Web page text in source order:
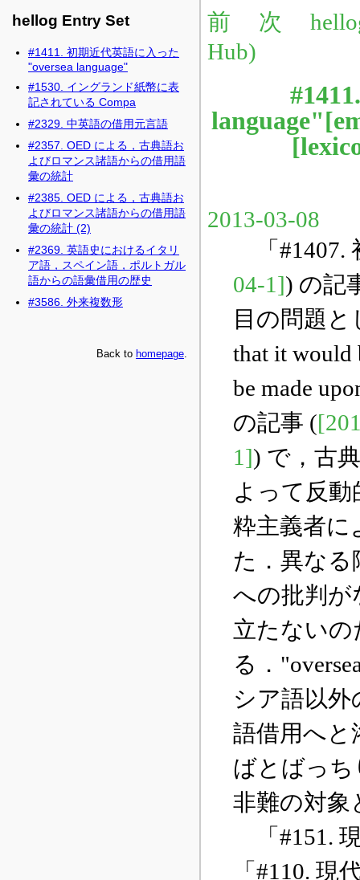
hellog Entry Set
#1411. 初期近代英語に入った
"oversea language"
#1530. イングランド紙幣に表
記されている Compa
#2329. 中英語の借用元言語
#2357. OED による，古典語お
よびロマンス諸語からの借用語
彙の統計
#2385. OED による，古典語お
よびロマンス諸語からの借用語
彙の統計 (2)
#2369. 英語史におけるイタリ
ア語，スペイン語，ポルトガル
語からの語彙借用の歴史
#3586. 外来複数形
Back to homepage